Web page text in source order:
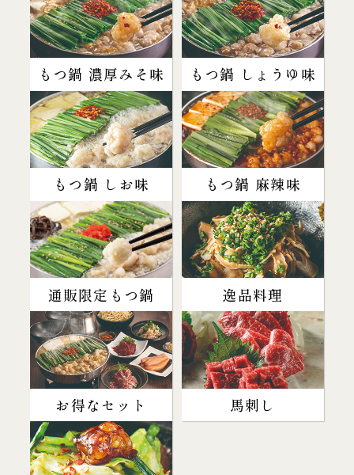
もつ鍋 濃厚みそ味 もつ鍋 しょうゆ味
もつ鍋 しお味 もつ鍋 麻辣味
通販限定もつ鍋 逸品料理
お得なセット 馬刺し